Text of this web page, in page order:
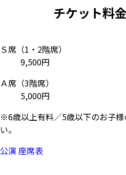
チケット料
Ｓ席（1・2階席）
9,500円
Ａ席（3階席）
5,000円
※6歳以上有料／5歳以下のお子
い。
公演 座席表